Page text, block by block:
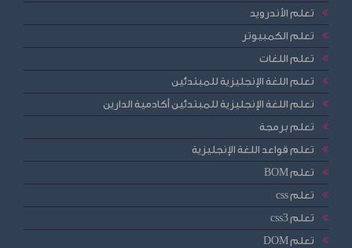
تعلم الأندرويد
تعلم الكمبيوتر
تعلم اللغات
تعلم اللغة الإنجليزية للمبتدئين
تعلم اللغة الإنجليزية للمبتدئين أكادمية الدارين
تعلم برمجة
تعلم قواعد اللغة الإنجليزية
تعلم BOM
تعلم css
تعلم css3
تعلم DOM